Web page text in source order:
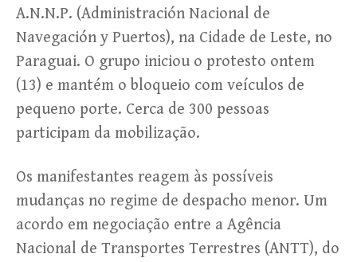
A.N.N.P. (Administración Nacional de
Navegación y Puertos), na Cidade de Leste, no
Paraguai. O grupo iniciou o protesto ontem
(13) e mantém o bloqueio com veículos de
pequeno porte. Cerca de 300 pessoas
participam da mobilização.
Os manifestantes reagem às possíveis
mudanças no regime de despacho menor. Um
acordo em negociação entre a Agência
Nacional de Transportes Terrestres (ANTT), do